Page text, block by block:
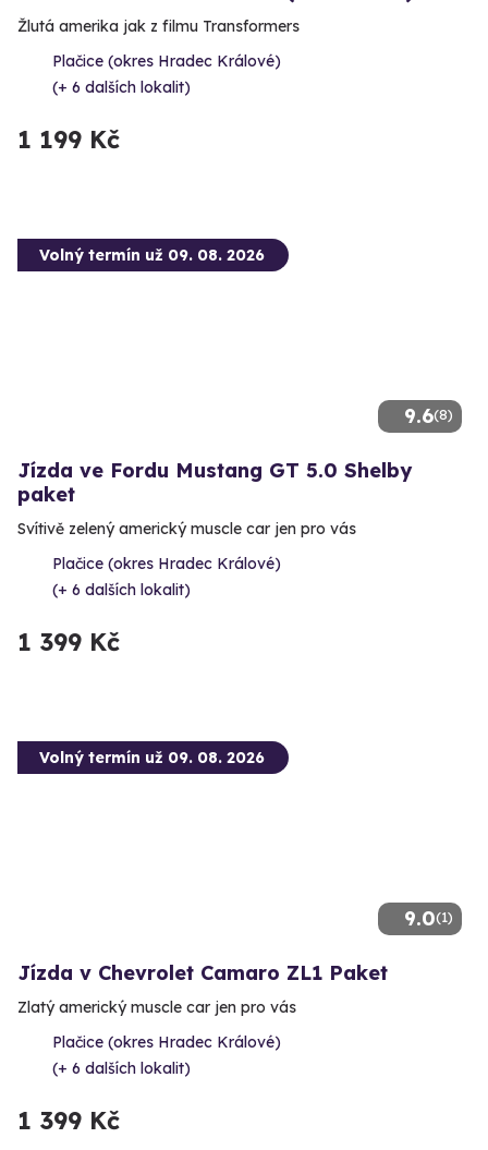
Žlutá amerika jak z filmu Transformers
Plačice (okres Hradec Králové)
(+ 6 dalších lokalit)
1 199 Kč
9.6(8)
Volný termín už 09. 08. 2026
Jízda ve Fordu Mustang GT 5.0 Shelby
paket
Svítivě zelený americký muscle car jen pro vás
Plačice (okres Hradec Králové)
(+ 6 dalších lokalit)
1 399 Kč
9.0(1)
Volný termín už 09. 08. 2026
Jízda v Chevrolet Camaro ZL1 Paket
Zlatý americký muscle car jen pro vás
Plačice (okres Hradec Králové)
(+ 6 dalších lokalit)
1 399 Kč